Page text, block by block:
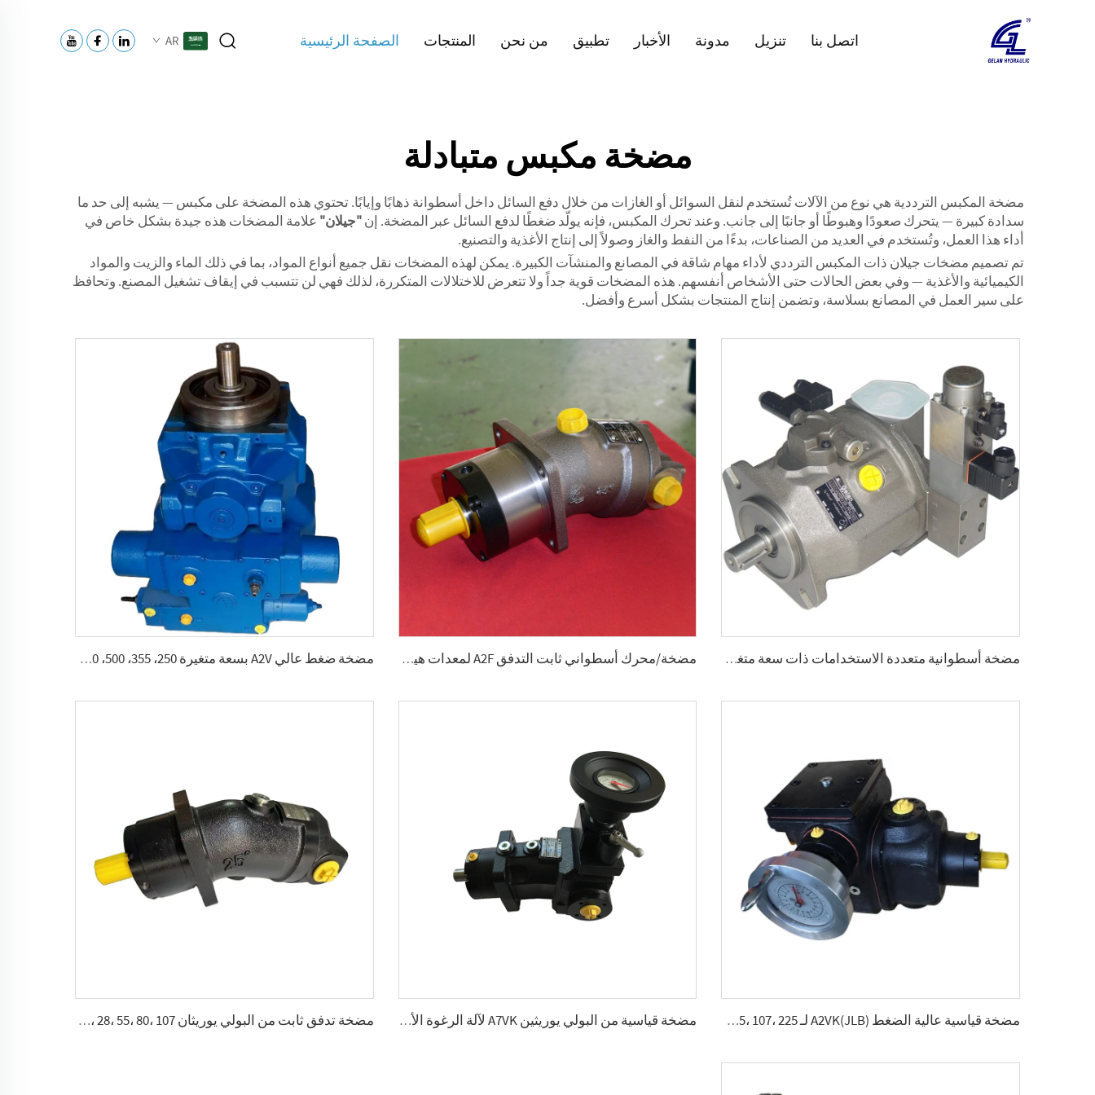
الصفحة الرئيسية المنتجات من نحن تطبيق الأخبار مدونة تنزيل اتصل بنا AR
مضخة مكبس متبادلة
مضخة المكبس الترددية هي نوع من الآلات تُستخدم لنقل السوائل أو الغازات من خلال دفع السائل داخل أسطوانة ذهابًا وإيابًا. تحتوي هذه المضخة على مكبس — يشبه إلى حد ما
سدادة كبيرة — يتحرك صعودًا وهبوطًا أو جانبًا إلى جانب. وعند تحرك المكبس، فإنه يولّد ضغطًا لدفع السائل عبر المضخة. إن"جيلان" علامة المضخات هذه جيدة بشكل خاص في
أداء هذا العمل، وتُستخدم في العديد من الصناعات، بدءًا من النفط والغاز وصولاً إلى إنتاج الأغذية والتصنيع.
تم تصميم مضخات جيلان ذات المكبس الترددي لأداء مهام شاقة في المصانع والمنشآت الكبيرة. يمكن لهذه المضخات نقل جميع أنواع المواد، بما في ذلك الماء والزيت والمواد
الكيميائية والأغذية — وفي بعض الحالات حتى الأشخاص أنفسهم. هذه المضخات قوية جداً ولا تتعرض للاختلالات المتكررة، لذلك فهي لن تتسبب في إيقاف تشغيل المصنع. وتحافظ
على سير العمل في المصانع بسلاسة، وتضمن إنتاج المنتجات بشكل أسرع وأفضل.
مضخة أسطوانية متعددة الاستخدامات ذات سعة متغيرة A10VSO دورة مفتوحة ضغط 10، 18، 28، 45، 71، 100، 140 (سم³/دوران) مضخة/محرك أسطواني ثابت التدفق A2F لمعدات هيدروليكية متنقلة متطورة 2.5، 5، 10، 12، 28 مضخة ضغط عالي A2V بسعة متغيرة 250، 355، 500، 1000
مضخة قياسية عالية الضغط A2VK(JLB) لـ PU 5، 12، 28، 55، 107، 225 (سم³/دوران) مضخة قياسية من البولي يوريثين A7VK لآلة الرغوة الأحجام 12، 28 مضخة تدفق ثابت من البولي يوريثان A2FK 2.5، 5، 10، 12، 23، 28، 55، 80، 107 (سمᶟ ⁄دورة)